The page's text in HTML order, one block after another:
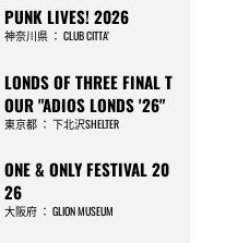
PUNK LIVES! 2026
神奈川県： CLUB CITTA’
LONDS OF THREE FINAL T
OUR "ADIOS LONDS '26"
東京都： 下北沢SHELTER
ONE & ONLY FESTIVAL 20
26
大阪府： GLION MUSEUM